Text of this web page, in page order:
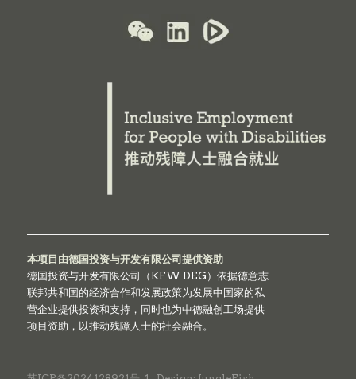
本项目由德国投资与开发有限公司提供资助
德国投资与开发有限公司（KFW DEG）依据德意志
联邦共和国的经济合作和发展政策为发展中国家的私
营企业提供投资和支持，同时也为中德融创工场提供
项目资助，以推动残障人士的社会融合。